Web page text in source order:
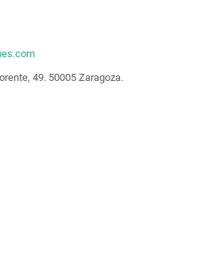
49. 50005 Zaragoza.